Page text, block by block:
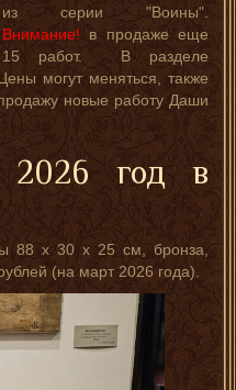
из серии "Воины".
Внимание!в продаже еще
15 работ. В разделе
могут меняться, также
новые работу Даши
2026 год в
88 x 30 x 25 см, бронза,
(на март 2026 года).